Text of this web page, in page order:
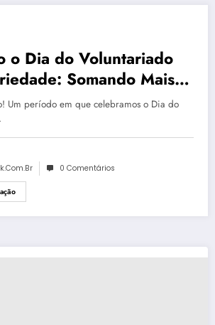
o Dia do Voluntariado
Somando Mais
Um período em que celebramos o Dia do
0 Comentários